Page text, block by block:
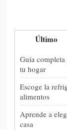
Último
Guía
tu hogar
Escoge la
alimentos
Aprende a
casa